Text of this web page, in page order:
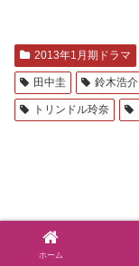
2013年1月期ドラマ
田中圭 鈴木浩介
トリンドル玲奈
ホーム